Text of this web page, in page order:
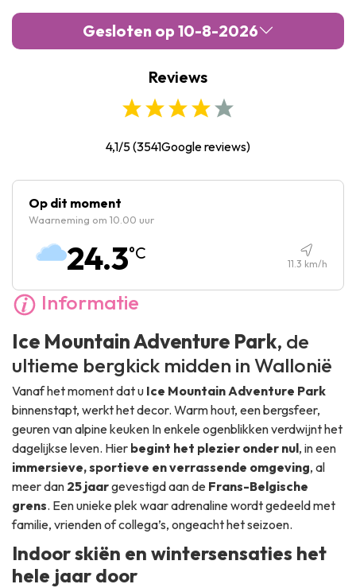
Gesloten op 10-8-2026
Gesloten
Vrijdag :11:00-22:00
Zaterdag :
Zondag :10:00-21:00
Reviews
4,1/5(3541Google reviews)
Op dit moment
Waarneming om 10.00 uur
24.3°C
11.3 km/h
Informatie
Ice Mountain Adventure Park, de
ultieme bergkick midden in Wallonië
Vanaf het moment dat u Ice Mountain Adventure Park
binnenstapt, werkt het decor. Warm hout, een bergsfeer,
geuren van alpine keuken In enkele ogenblikken verdwijnt het
dagelijkse leven. Hier begint het plezier onder nul, in een
immersieve, sportieve en verrassende omgeving, al
meer dan 25 jaargevestigd aan de Frans-Belgische
grens. Een unieke plek waar adrenaline wordt gedeeld met
familie, vrienden of collega’s, ongeacht het seizoen.
Indoor skiën en wintersensaties het
hele jaar door